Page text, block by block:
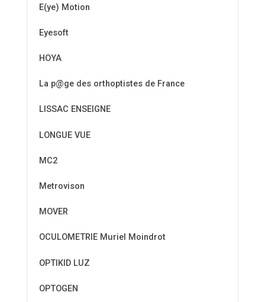
E(ye) Motion
Eyesoft
HOYA
La p@ge des orthoptistes de France
LISSAC ENSEIGNE
LONGUE VUE
MC2
Metrovison
MOVER
OCULOMETRIE Muriel Moindrot
OPTIKID LUZ
OPTOGEN